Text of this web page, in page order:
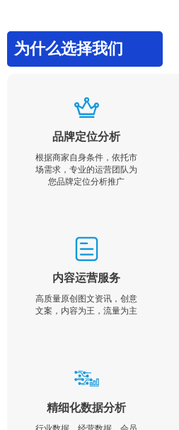
为什么选择我们
品牌定位分析
根据商家自身条件，依托市
场需求，专业的运营团队为
您品牌定位分析推广
内容运营服务
高质量原创图文资讯，创意
文案，内容为王，流量为主
精细化数据分析